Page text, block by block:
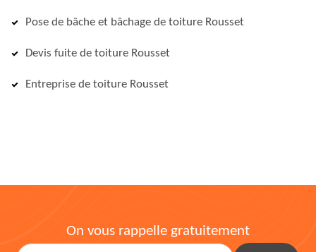
Pose de bâche et bâchage de toiture Rousset
Devis fuite de toiture Rousset
Entreprise de toiture Rousset
On vous rappelle gratuitement